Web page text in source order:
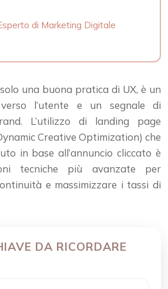
di Marketing Digitale
una buona pratica di UX, è un
l’utente e un segnale di
L’utilizzo di landing page
Creative Optimization) che
in base all’annuncio cliccato è
tecniche più avanzate per
e massimizzare i tassi di
DA RICORDARE